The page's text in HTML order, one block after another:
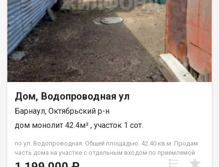
вашу недвижимость. Возможна продажа в рассрочку. При
звонке, пожалуйста, сообщите номер варианта -
JV009022103678.
Дом, Водопроводная ул
Барнаул, Октябрьский р-н
дом монолит 42.4м² , участок 1 сот.
по ул. Водопроводная. Общей площадью: 42.40 кв.м. Продам
часть дома на участке с отдельным входом по приемлемой
цене. За адекватную стоимость вы приобретете две комнаты,